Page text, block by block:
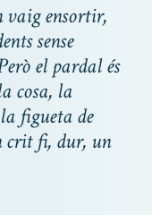
vaig ensortir,
sense
el pardal és
cosa, la
figueta de
crit fi, dur, un